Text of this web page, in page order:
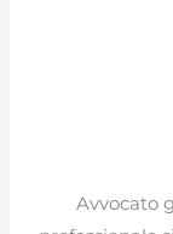
Avvocato